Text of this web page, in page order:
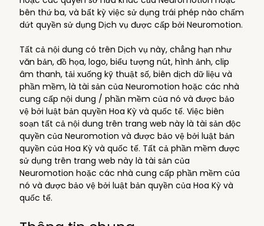
bên thứ ba, và bất kỳ việc sử dụng trái phép nào chấm
dứt quyền sử dụng Dịch vụ được cấp bởi Neuromotion.
Tất cả nội dung có trên Dịch vụ này, chẳng hạn như
văn bản, đồ họa, logo, biểu tượng nút, hình ảnh, clip
âm thanh, tải xuống kỹ thuật số, biên dịch dữ liệu và
phần mềm, là tài sản của Neuromotion hoặc các nhà
cung cấp nội dung / phần mềm của nó và được bảo
vệ bởi luật bản quyền Hoa Kỳ và quốc tế. Việc biên
soạn tất cả nội dung trên trang web này là tài sản độc
quyền của Neuromotion và được bảo vệ bởi luật bản
quyền của Hoa Kỳ và quốc tế. Tất cả phần mềm được
sử dụng trên trang web này là tài sản của
Neuromotion hoặc các nhà cung cấp phần mềm của
nó và được bảo vệ bởi luật bản quyền của Hoa Kỳ và
quốc tế.